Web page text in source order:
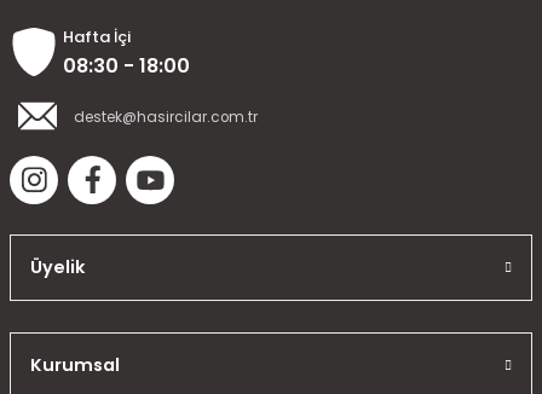
Hafta İçi
08:30 - 18:00
destek@hasircilar.com.tr
Üyelik
Kurumsal